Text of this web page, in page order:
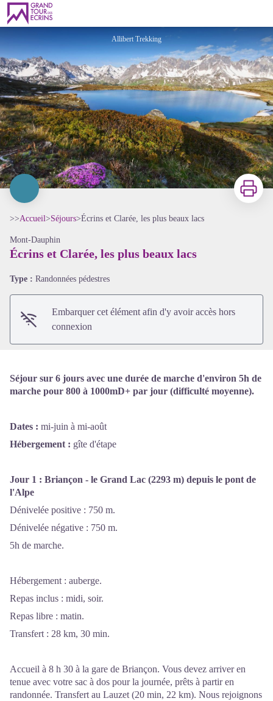
Écrins et Clarée, les plus beaux lacs
Allibert Trekking
Imprimer
>>Accueil>Séjours>Écrins et Clarée, les plus beaux lacs
Mont-Dauphin
Écrins et Clarée, les plus beaux lacs
Type : Randonnées pédestres
Embarquer cet élément afin d'y avoir accès hors
connexion
Séjour sur 6 jours avec une durée de marche d'environ 5h de
marche pour 800 à 1000mD+ par jour (difficulté moyenne).
Dates : mi-juin à mi-août
Hébergement : gîte d'étape
Jour 1 : Briançon - le Grand Lac (2293 m) depuis le pont de
l'Alpe
Dénivelée positive : 750 m.
Dénivelée négative : 750 m.
5h de marche.
Hébergement : auberge.
Repas inclus : midi, soir.
Repas libre : matin.
Transfert : 28 km, 30 min.
Accueil à 8 h 30 à la gare de Briançon. Vous devez arriver en
tenue avec votre sac à dos pour la journée, prêts à partir en
randonnée. Transfert au Lauzet (20 min, 22 km). Nous rejoignons